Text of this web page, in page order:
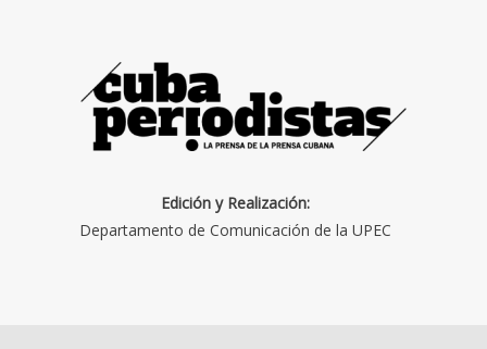
Edición y Realización:
Departamento de Comunicación de la UPEC